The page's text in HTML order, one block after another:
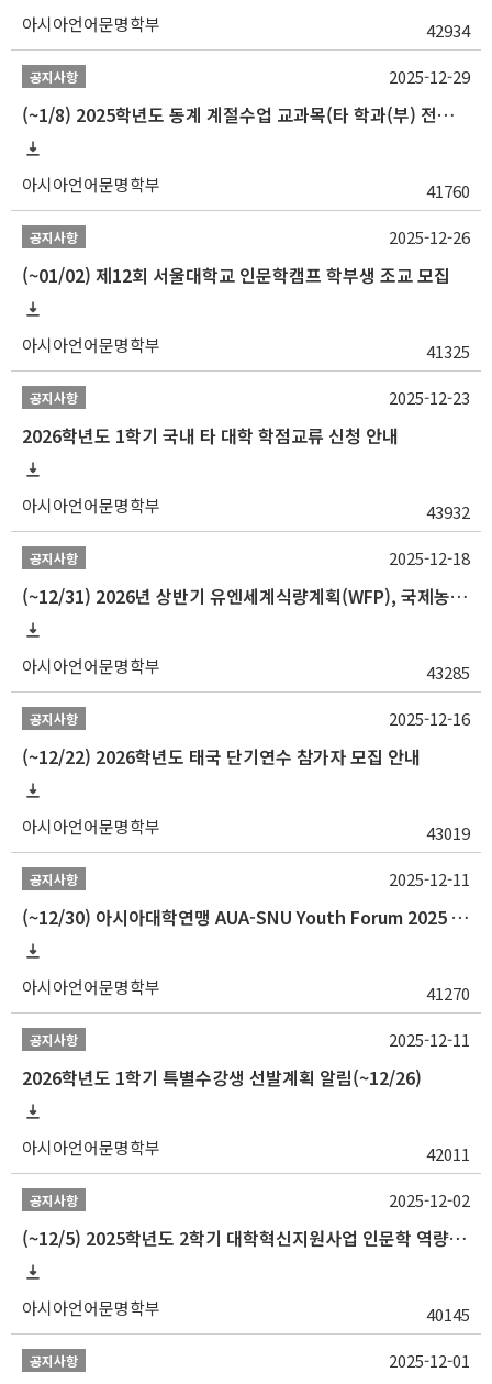
아시아언어문명학부 42934
공지사항
(~1/8) 2025학년도 동계 계절수업 교과목(타 학과(부) 전공 및 교양) 성적평가방법 선택제 신청 안내
아시아언어문명학부 41760
2025-12-29
공지사항
(~01/02) 제12회 서울대학교 인문학캠프 학부생 조교 모집
아시아언어문명학부 41325
2025-12-26
공지사항
2026학년도 1학기 국내 타 대학 학점교류 신청 안내
아시아언어문명학부 43932
2025-12-23
공지사항
(~12/31) 2026년 상반기 유엔세계식량계획(WFP), 국제농업개발기금(IFAD) 및 유엔아동기금(UNICEF) 인턴십 프로그램 참가자 모집
아시아언어문명학부 43285
2025-12-18
공지사항
(~12/22) 2026학년도 태국 단기연수 참가자 모집 안내
아시아언어문명학부 43019
2025-12-16
공지사항
(~12/30) 아시아대학연맹 AUA-SNU Youth Forum 2025 참가자 선발 안내
아시아언어문명학부 41270
2025-12-11
공지사항
2026학년도 1학기 특별수강생 선발계획 알림(~12/26)
아시아언어문명학부 42011
2025-12-11
공지사항
(~12/5) 2025학년도 2학기 대학혁신지원사업 인문학 역량강화 국제학술대회 참가 경비 지원 안내(2차)
아시아언어문명학부 40145
2025-12-02
공지사항 2025-12-01